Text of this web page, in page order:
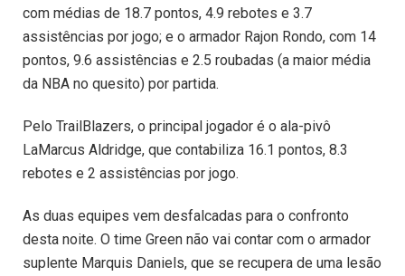
com médias de 18.7 pontos, 4.9 rebotes e 3.7
assistências por jogo; e o armador Rajon Rondo, com 14
pontos, 9.6 assistências e 2.5 roubadas (a maior média
da NBA no quesito) por partida.
Pelo TrailBlazers, o principal jogador é o ala-pivô
LaMarcus Aldridge, que contabiliza 16.1 pontos, 8.3
rebotes e 2 assistências por jogo.
As duas equipes vem desfalcadas para o confronto
desta noite. O time Green não vai contar com o armador
suplente Marquis Daniels, que se recupera de uma lesão